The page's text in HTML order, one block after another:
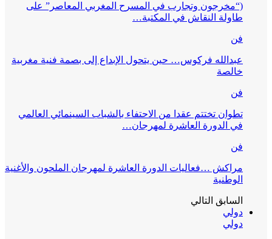
(“مخرجون وتجارب في المسرح المغربي المعاصر” على
طاولة النقاش في المكتبة…
فن
عبدالله فركوس… حين يتحول الإبداع إلى بصمة فنية مغربية
خالصة
فن
تطوان تختتم عقدا من الاحتفاء بالشباب السينمائي العالمي
في الدورة العاشرة لمهرجان…
فن
مراكش …فعاليات الدورة العاشرة لمهرجان الملحون والأغنية
الوطنية
السابق التالي
دولي
دولي